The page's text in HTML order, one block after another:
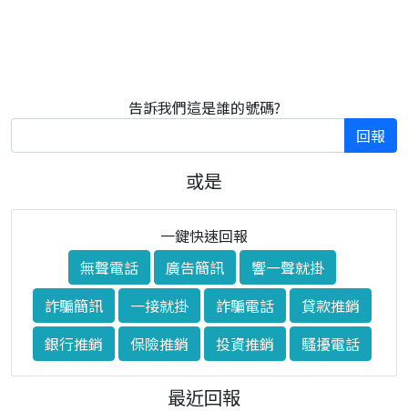
告訴我們這是誰的號碼?
回報
或是
一鍵快速回報
無聲電話
廣告簡訊
響一聲就掛
詐騙簡訊
一接就掛 詐騙電話
貸款推銷
銀行推銷
保險推銷 投資推銷 騷擾電話
最近回報